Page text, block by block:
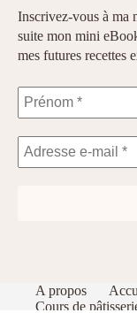
Inscrivez-vous à ma
suite mon mini
mes futures recettes
A propos
Cours de